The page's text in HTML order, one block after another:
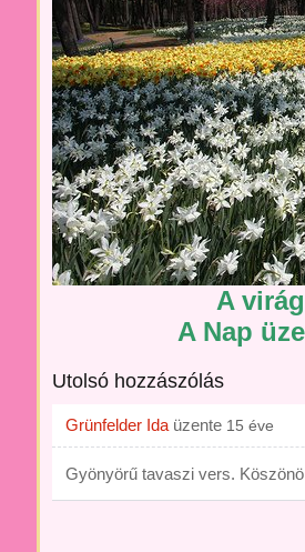
A
A Nap
Utolsó hozzászólás
Grünfelder Ida üzente 15 éve
Gyönyörű tavaszi vers.